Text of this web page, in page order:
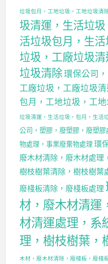
垃圾包月，工地垃圾，工地垃圾清
圾清運，生活垃
活垃圾包月，生
垃圾，工廠垃圾
垃圾清除環保公司
工廠垃圾，工廠垃圾
包月，工地垃圾，工
垃圾清運，生活垃圾，包月，生活
公司，塑膠，廢塑膠，廢塑
物處理，事業廢棄物處理 環
廢木材清除，廢木材處理
樹枝樹葉清除，樹枝樹葉
廢棧板清除，廢棧板處理
材，廢木材清運
材清運處理，系
理，樹枝樹葉，
木材，廢木材清除，廢棧板，廢棧